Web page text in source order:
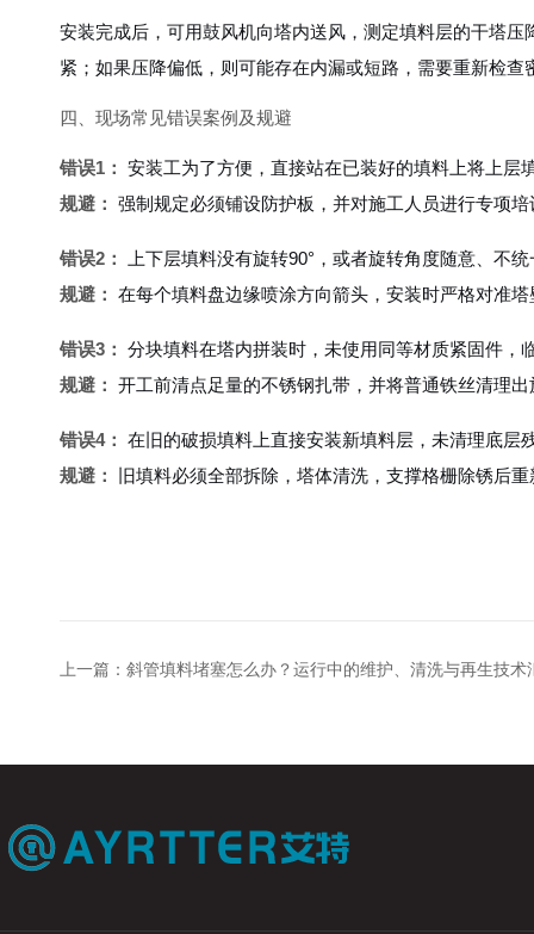
安装完成后，可用鼓风机向塔内送风，测定填料层的干塔
紧；如果压降偏低，则可能存在内漏或短路，需要重新检查
四、现场常见错误案例及规避
错误1： 安装工为了方便，直接站在已装好的填料上将上层
规避： 强制规定必须铺设防护板，并对施工人员进行专项培
错误2：
上下层填料没有旋转90°，或者旋转角度随意、不统
规避： 在每个填料盘边缘喷涂方向箭头，安装时严格对准
错误3： 分块填料在塔内拼装时，未使用同等材质紧固件，
规避： 开工前清点足量的不锈钢扎带，并将普通铁丝清理
错误4： 在旧的破损填料上直接安装新填料层，未清理底层
规避：
旧填料必须全部拆除，塔体清洗，支撑格栅除锈后
上一篇： 斜管填料堵塞怎么办？运行中的维护、清洗与再生技术